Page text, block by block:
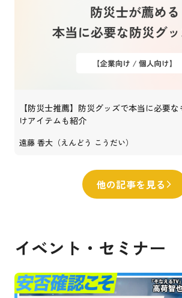
【防災士推薦】防災グッズで本当に必要
けアイテムも紹介
遠藤 香大（えんどう こうだい）
他の記事を見る
イベント・セミナー